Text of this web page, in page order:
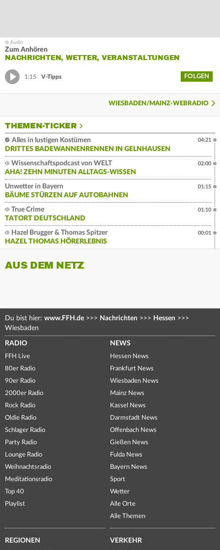
Zum Anhören
NACHRICHTEN, WETTER, VERANSTALTUNGEN
1:15 V-Tipps FOLGEN
WIESBADEN/MAINZ-WEBRADIO
THEMEN-TICKER
Alles in lustigen Kostümen
DRITTES BADEWANNENRENNEN IN GELNHAUSEN
04:21
Wissenschaftspodcast von WELT
AHA! ZEHN MINUTEN ALLTAGS-WISSEN
02:00
Unwetter in Bayern
BÄUME STÜRZEN AUF AUTOBAHNEN
01:15
True Crime
TATORT DEUTSCHLAND
01:10
Hazel Brugger & Thomas Spitzer
HAZEL THOMAS HÖRERLEBNIS
00:01
AUS DEM NETZ
Du bist hier: www.FFH.de >>> Nachrichten >>> Hessen >>>
Wiesbaden
RADIO
FFH Live
80er Radio
90er Radio
2000er Radio
Rock Radio
Oldie Radio
Schlager Radio
Party Radio
Lounge Radio
Weihnachtsradio
Meditationsradio
Top 40
Playlist
NEWS
Hessen News
Frankfurt News
Wiesbaden News
Mainz News
Kassel News
Darmstadt News
Offenbach News
Gießen News
Fulda News
Bayern News
Sport
Wetter
Alle Orte
Alle Themen
REGIONEN VERKEHR